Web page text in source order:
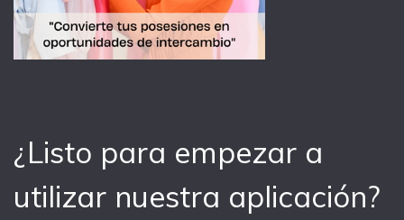
¿Listo para empezar a
utilizar nuestra aplicación?